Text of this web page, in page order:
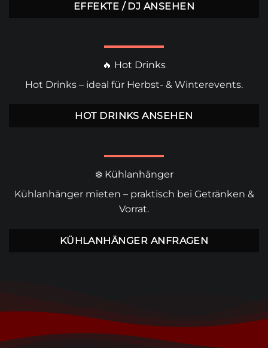
EFFEKTE / DJ ANSEHEN
🔥 Hot Drinks
Hot Drinks – ideal für Herbst- & Winterevents.
HOT DRINKS ANSEHEN
❄️ Kühlanhänger
Kühlanhänger mieten – praktisch bei Getränken &
Vorrat.
KÜHLANHÄNGER ANFRAGEN